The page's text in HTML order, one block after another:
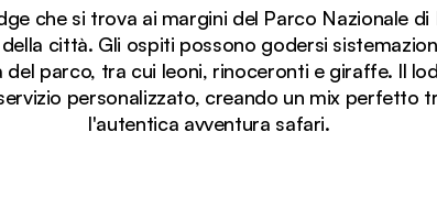
che si trova ai margini del Parco Nazionale
città. Gli ospiti possono godersi
del parco, tra cui leoni, rinoceronti e giraffe. Il
personalizzato, creando un mix perfetto
l'autentica avventura safari.